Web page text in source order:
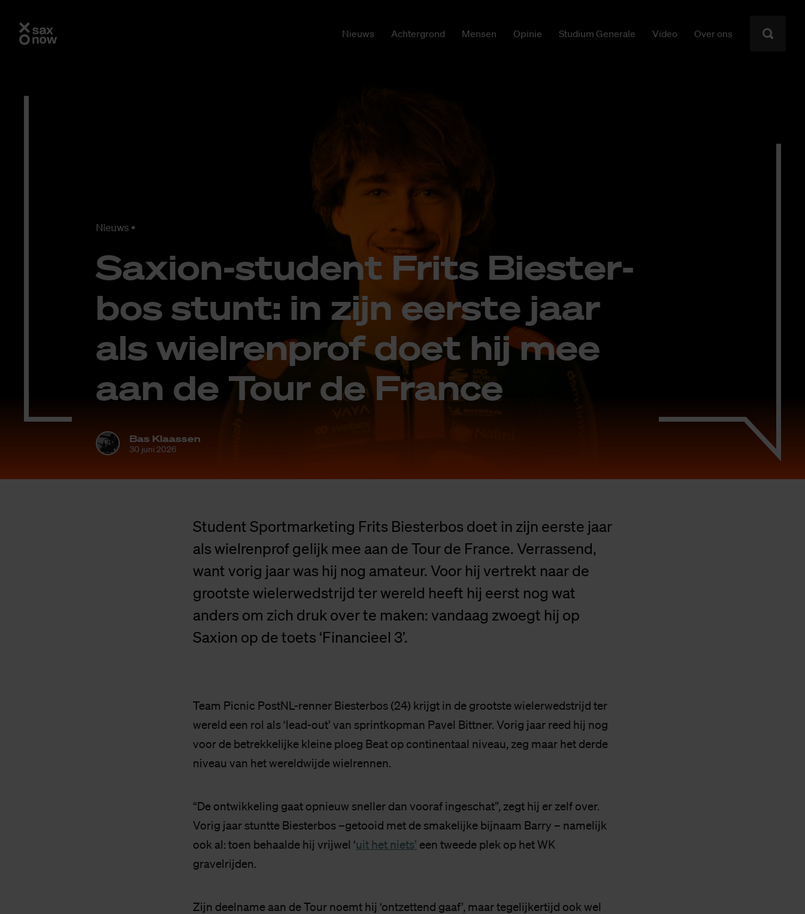
Nieuws Achtergrond Mensen Opinie Studium Generale Video Over ons
Nieuws
Saxi­on-stu­dent Frits Bies­ter­
bos stunt: in zijn eer­ste jaar
als wiel­ren­prof doet hij mee
aan de Tour de Fran­ce
Bas Klaassen
30 juni 2026
Student Sportmarketing Frits Biesterbos doet in zijn eerste jaar
als wielrenprof gelijk mee aan de Tour de France. Verrassend,
want vorig jaar was hij nog amateur. Voor hij vertrekt naar de
grootste wielerwedstrijd ter wereld heeft hij eerst nog wat
anders om zich druk over te maken: vandaag zwoegt hij op
Saxion op de toets ‘Financieel 3’.
Team Picnic PostNL-renner Biesterbos (24) krijgt in de grootste wielerwedstrijd ter
wereld een rol als ‘lead-out’ van sprintkopman Pavel Bittner. Vorig jaar reed hij nog
voor de betrekkelijke kleine ploeg Beat op continentaal niveau, zeg maar het derde
niveau van het wereldwijde wielrennen.
“De ontwikkeling gaat opnieuw sneller dan vooraf ingeschat”, zegt hij er zelf over.
Vorig jaar stuntte Biesterbos –getooid met de smakelijke bijnaam Barry – namelijk
ook al: toen behaalde hij vrijwel ‘uit het niets’ een tweede plek op het WK
gravelrijden.
Zijn deelname aan de Tour noemt hij ‘ontzettend gaaf’, maar tegelijkertijd ook wel